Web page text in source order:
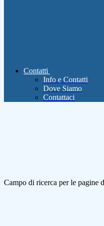
Contatti
Info e Contatti
Dove Siamo
Contattaci
Campo di ricerca per le pagine